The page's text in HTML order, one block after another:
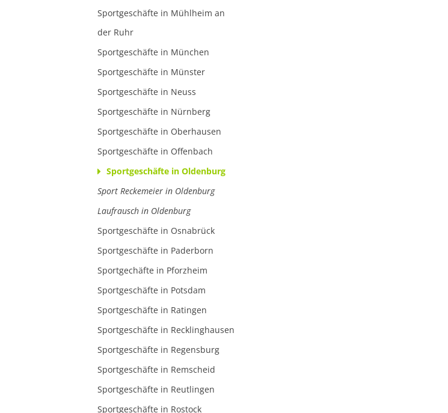
Sportgeschäfte in Mühlheim an
der Ruhr
Sportgeschäfte in München
Sportgeschäfte in Münster
Sportgeschäfte in Neuss
Sportgeschäfte in Nürnberg
Sportgeschäfte in Oberhausen
Sportgeschäfte in Offenbach
Sportgeschäfte in Oldenburg
Sport Reckemeier in Oldenburg
Laufrausch in Oldenburg
Sportgeschäfte in Osnabrück
Sportgeschäfte in Paderborn
Sportgechäfte in Pforzheim
Sportgeschäfte in Potsdam
Sportgeschäfte in Ratingen
Sportgeschäfte in Recklinghausen
Sportgeschäfte in Regensburg
Sportgeschäfte in Remscheid
Sportgeschäfte in Reutlingen
Sportgeschäfte in Rostock